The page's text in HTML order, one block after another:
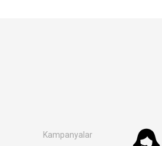
Kampanyalar